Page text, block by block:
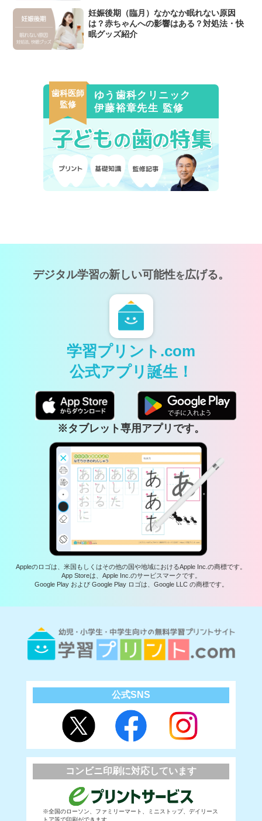
妊娠後期（臨月）なかなか眠れない原因
は？赤ちゃんへの影響はある？対処法・快
眠グッズ紹介
歯科医師
監修
ゆう歯科クリニック
伊藤裕章先生 監修
デジタル学習の新しい可能性を広げる。
学習プリント.com
公式アプリ誕生！
※タブレット専用アプリです。
Appleのロゴは、米国もしくはその他の国や地域におけるApple Inc.の商標です。
App Storeは、Apple Inc.のサービスマークです。
Google Play および Google Play ロゴは、Google LLC の商標です。
公式SNS
コンビニ印刷に対応しています
※全国のローソン、ファミリーマート、ミニストップ、デイリース
トア等で印刷ができます